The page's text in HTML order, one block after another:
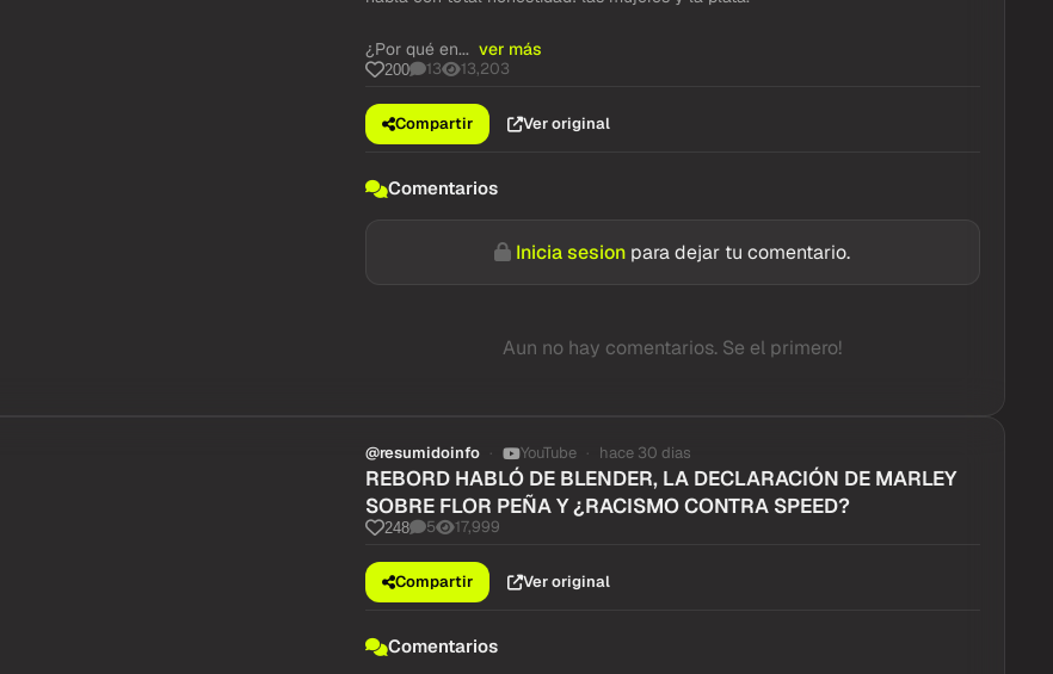
¿Por qué en... ver más
200 13 13,203
Compartir Ver original
Comentarios
Inicia sesion para dejar tu comentario.
Aun no hay comentarios. Se el primero!
@resumidoinfo YouTube hace 30 dias
REBORD HABLÓ DE BLENDER, LA DECLARACIÓN DE MARLEY
SOBRE FLOR PEÑA Y ¿RACISMO CONTRA SPEED?
248 5 17,999
Compartir Ver original
Comentarios